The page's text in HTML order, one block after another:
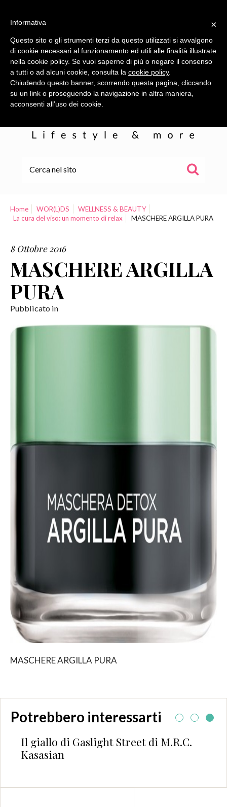
WOR(L)DS
COLLABORAZIONI
Home WOR(L)DS
WELLNESS & BEAUTY
La cura del viso: un momento di relax
MASCHERE ARGILLA PURA
8 Ottobre 2016
MASCHERE ARGILLA
PURA
Pubblicato in
MASCHERE ARGILLA PURA
Potrebbero interessarti
Il giallo di Gaslight Street di M.R.C.
Kasasian
×
Informativa
Questo sito o gli strumenti terzi da questo utilizzati si avvalgono
di cookie necessari al funzionamento ed utili alle finalità illustrate
nella cookie policy. Se vuoi saperne di più o negare il consenso
a tutti o ad alcuni cookie, consulta la cookie policy.
Chiudendo questo banner, scorrendo questa pagina, cliccando
su un link o proseguendo la navigazione in altra maniera,
acconsenti all’uso dei cookie.